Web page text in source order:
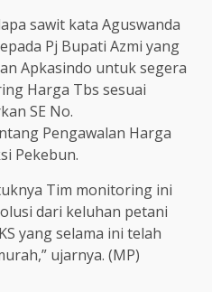
sawit kata Aguswanda
Pj Bupati Azmi yang
Apkasindo untuk segera
Harga Tbs sesuai
SE No.
Pengawalan Harga
Pekebun.
Tim monitoring ini
dari keluhan petani
yang selama ini telah
ujarnya. (MP)